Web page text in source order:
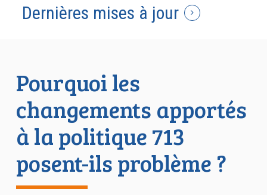
Dernières mises à jour
Pourquoi les
changements apportés
à la politique 713
posent-ils problème ?